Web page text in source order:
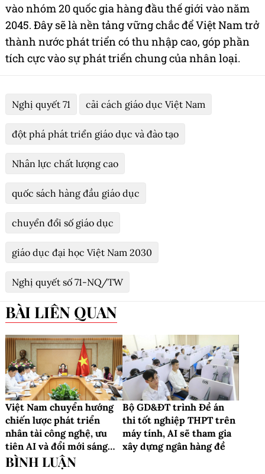
vào nhóm 20 quốc gia hàng đầu thế giới vào năm
2045. Đây sẽ là nền tảng vững chắc để Việt Nam trở
thành nước phát triển có thu nhập cao, góp phần
tích cực vào sự phát triển chung của nhân loại.
Nghị quyết 71 cải cách giáo dục Việt Nam
đột phá phát triển giáo dục và đào tạo
Nhân lực chất lượng cao
quốc sách hàng đầu giáo dục
chuyển đổi số giáo dục
giáo dục đại học Việt Nam 2030
Nghị quyết số 71-NQ/TW
BÀI LIÊN QUAN
Việt Nam chuyển hướng
chiến lược phát triển
nhân tài công nghệ, ưu
tiên AI và đổi mới sáng
tạo
Bộ GD&ĐT trình Đề án
thi tốt nghiệp THPT trên
máy tính, AI sẽ tham gia
xây dựng ngân hàng đề